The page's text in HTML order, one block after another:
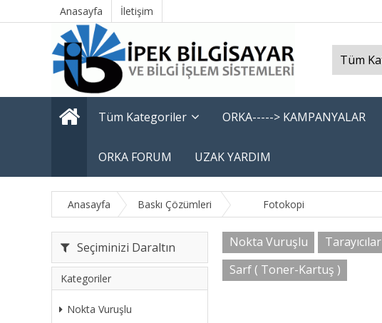
Anasayfa İletişim
Tüm Kategoriler ORKA-----> KAMPANYALAR
ORKA FORUM UZAK YARDIM
Anasayfa Baskı Çözümleri Fotokopi
Seçiminizi Daraltın
Kategoriler
Nokta Vuruşlu
Nokta Vuruşlu Tarayıcılar
Sarf ( Toner-Kartuş )